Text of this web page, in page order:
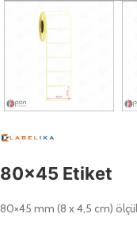
80×45 Etiket
80×45 mm (8 x 4,5 cm)